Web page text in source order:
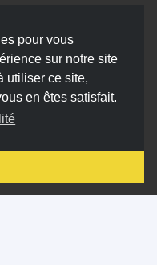
pour vous
sur notre site
utiliser ce site,
en êtes satisfait.